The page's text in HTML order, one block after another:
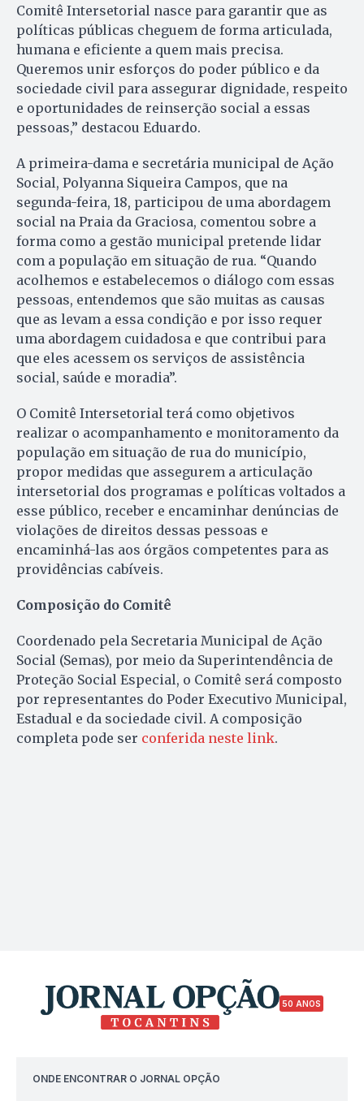
Comitê Intersetorial nasce para garantir que as
políticas públicas cheguem de forma articulada,
humana e eficiente a quem mais precisa.
Queremos unir esforços do poder público e da
sociedade civil para assegurar dignidade, respeito
e oportunidades de reinserção social a essas
pessoas,” destacou Eduardo.
A primeira-dama e secretária municipal de Ação
Social, Polyanna Siqueira Campos, que na
segunda-feira, 18, participou de uma abordagem
social na Praia da Graciosa, comentou sobre a
forma como a gestão municipal pretende lidar
com a população em situação de rua. “Quando
acolhemos e estabelecemos o diálogo com essas
pessoas, entendemos que são muitas as causas
que as levam a essa condição e por isso requer
uma abordagem cuidadosa e que contribui para
que eles acessem os serviços de assistência
social, saúde e moradia”.
O Comitê Intersetorial terá como objetivos
realizar o acompanhamento e monitoramento da
população em situação de rua do município,
propor medidas que assegurem a articulação
intersetorial dos programas e políticas voltados a
esse público, receber e encaminhar denúncias de
violações de direitos dessas pessoas e
encaminhá-las aos órgãos competentes para as
providências cabíveis.
Composição do Comitê
Coordenado pela Secretaria Municipal de Ação
Social (Semas), por meio da Superintendência de
Proteção Social Especial, o Comitê será composto
por representantes do Poder Executivo Municipal,
Estadual e da sociedade civil. A composição
completa pode ser conferida neste link.
50 ANOS
ONDE ENCONTRAR O JORNAL OPÇÃO